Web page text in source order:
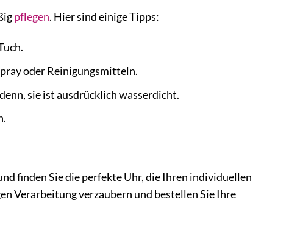
pflegen. Hier sind einige Tipps:
oder Reinigungsmitteln.
sie ist ausdrücklich wasserdicht.
finden Sie die perfekte Uhr, die Ihren individuellen
Verarbeitung verzaubern und bestellen Sie Ihre